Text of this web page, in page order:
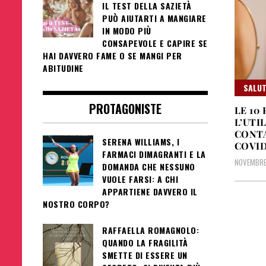
LE 10
IL TEST DELLA SAZIETÀ
PUÒ AIUTARTI A MANGIARE
IN MODO PIÙ
CONSAPEVOLE E CAPIRE SE
HAI DAVVERO FAME O SE MANGI PER
ABITUDINE
PROTAGONISTE
SERENA WILLIAMS, I
FARMACI DIMAGRANTI E LA
DOMANDA CHE NESSUNO
VUOLE FARSI: A CHI
APPARTIENE DAVVERO IL
NOSTRO CORPO?
RAFFAELLA ROMAGNOLO:
QUANDO LA FRAGILITÀ
SMETTE DI ESSERE UN